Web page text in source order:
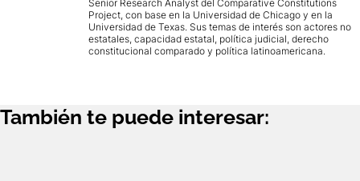
Senior Research Analyst del Comparative Constitutions
Project, con base en la Universidad de Chicago y en la
Universidad de Texas. Sus temas de interés son actores no
estatales, capacidad estatal, política judicial, derecho
constitucional comparado y política latinoamericana.
También te puede interesar: